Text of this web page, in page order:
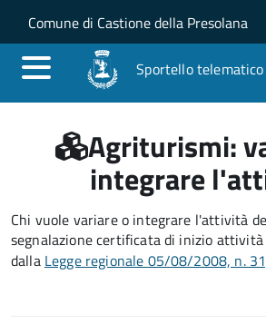
Salta al contenuto principale
Skip to site navigation
Comune di Castione della Presolana
Sportello
Agriturismi:
integrare
Chi vuole variare o integrare l'attività
segnalazione certificata di inizio attività
dalla Legge regionale 05/08/2008, n.